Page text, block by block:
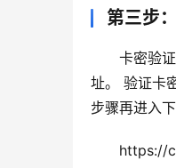
第三步
卡密验
址。 验证卡
步骤再进入
https://